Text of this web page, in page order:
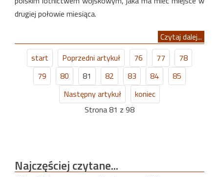
drugiej połowie miesiąca.
Czytaj dalej...
start
Poprzedni artykuł 76 77
78
79
80 81 82 83 84
85
Następny artykuł
koniec
Strona 81 z 98
Najczęściejczytane...